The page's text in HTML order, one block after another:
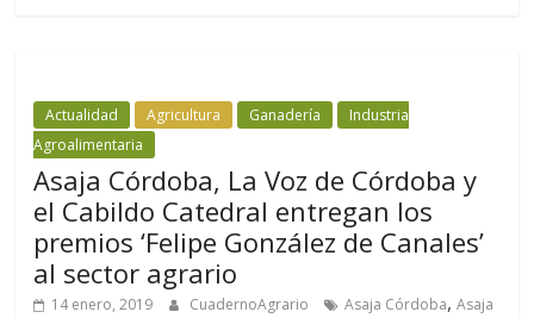
Actualidad Agricultura Ganadería
Industria
Agroalimentaria
Asaja Córdoba, La Voz de Córdoba y
el Cabildo Catedral entregan los
premios ‘Felipe González de Canales’
al sector agrario
14 enero, 2019 CuadernoAgrario Asaja Córdoba,Asaja